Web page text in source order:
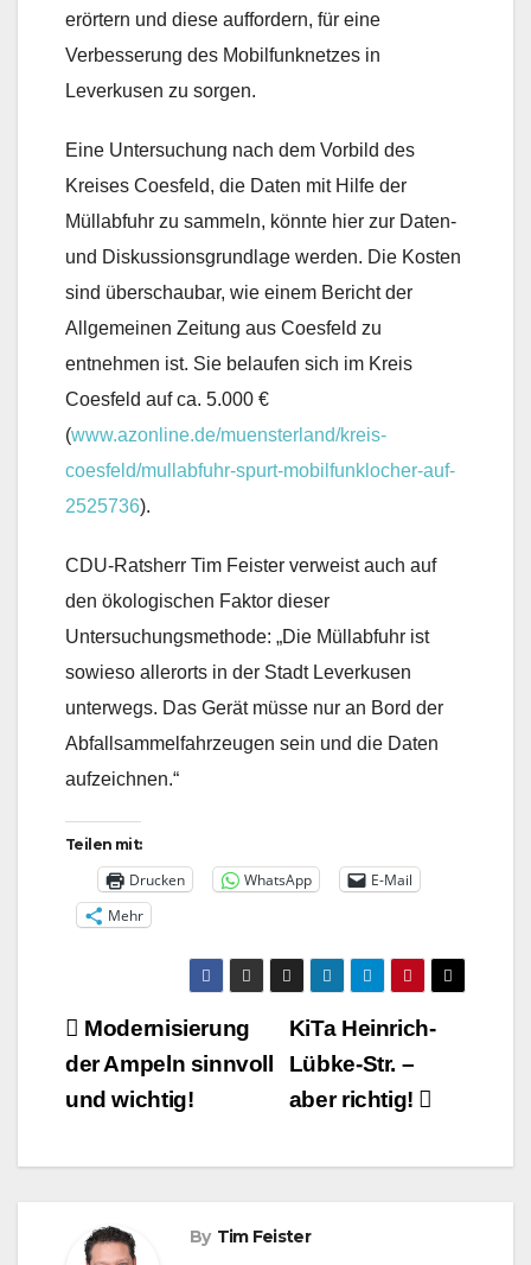
erörtern und diese auffordern, für eine
Verbesserung des Mobilfunknetzes in
Leverkusen zu sorgen.
Eine Untersuchung nach dem Vorbild des
Kreises Coesfeld, die Daten mit Hilfe der
Müllabfuhr zu sammeln, könnte hier zur Daten-
und Diskussionsgrundlage werden. Die Kosten
sind überschaubar, wie einem Bericht der
Allgemeinen Zeitung aus Coesfeld zu
entnehmen ist. Sie belaufen sich im Kreis
Coesfeld auf ca. 5.000 €
(www.azonline.de/muensterland/kreis-
coesfeld/mullabfuhr-spurt-mobilfunklocher-auf-
2525736).
CDU-Ratsherr Tim Feister verweist auch auf
den ökologischen Faktor dieser
Untersuchungsmethode: „Die Müllabfuhr ist
sowieso allerorts in der Stadt Leverkusen
unterwegs. Das Gerät müsse nur an Bord der
Abfallsammelfahrzeugen sein und die Daten
aufzeichnen.“
Teilen mit:
Drucken WhatsApp
E-Mail
Mehr
Beitragsnavigation
KiTa Heinrich-
Lübke-Str. –
aber richtig!
Modernisierung
der Ampeln sinnvoll
und wichtig!
By Tim Feister